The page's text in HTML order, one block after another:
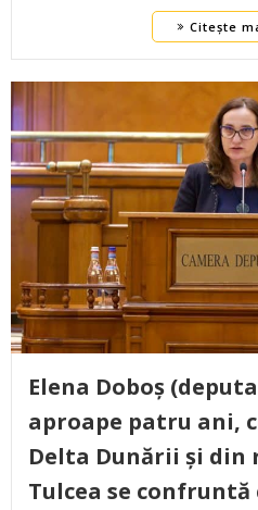
Citește
Elena Doboș
aproape patru ani,
Delta Dunării și din
Tulcea se confruntă